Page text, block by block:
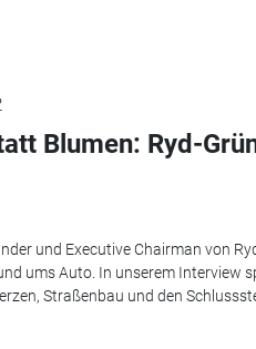
Blumen: Ryd-
und Executive Chairman von
ums Auto. In unserem Interview
Straßenbau und den